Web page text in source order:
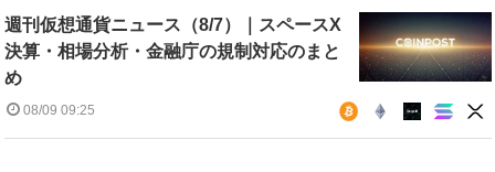
週刊仮想通貨ニュース（8/7）｜スペースX
決算・相場分析・金融庁の規制対応のまと
め
08/09 09:25